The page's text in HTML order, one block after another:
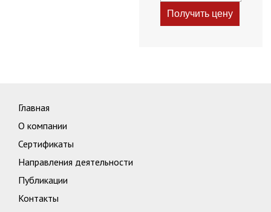
Главная
О компании
Сертификаты
Направления деятельности
Публикации
Контакты